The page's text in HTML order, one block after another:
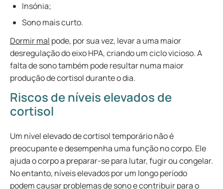
Insónia;
Sono mais curto.
Dormir mal pode, por sua vez, levar a uma maior
desregulação do eixo HPA, criando um ciclo vicioso. A
falta de sono também pode resultar numa maior
produção de cortisol durante o dia.
Riscos de níveis elevados de
cortisol
Um nível elevado de cortisol temporário não é
preocupante e desempenha uma função no corpo. Ele
ajuda o corpo a preparar-se para lutar, fugir ou congelar.
No entanto, níveis elevados por um longo período
podem causar problemas de sono e contribuir para o